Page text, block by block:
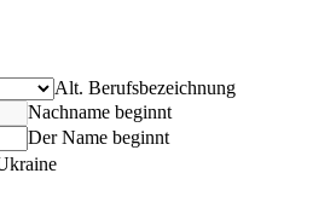
Alt. Berufsbezeichnung
Nachname beginnt
Der Name beginnt